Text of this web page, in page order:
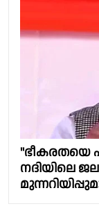
"ഭീകരതയെ
നദിയിലെ